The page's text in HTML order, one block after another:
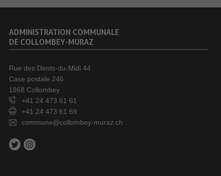
ADMINISTRATION COMMUNALE
DE COLLOMBEY-MURAZ
Rue des Dents-du-Midi 44
Case postale 246
1868 Collombey
+41 24 473 61 61
+41 24 473 61 69
commune@collombey-muraz.ch